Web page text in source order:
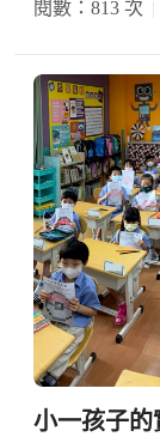
閱數：813 次
小一孩子的